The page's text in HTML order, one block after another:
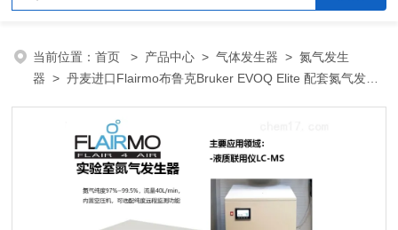
当前位置：首页 > 产品中心 >气体发生器 >氮气发生
器 > 丹麦进口Flairmo布鲁克Bruker EVOQ Elite 配套氮气发生